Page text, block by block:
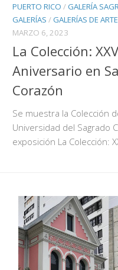
PUERTO RICO / GALERÍA
GALERÍAS / GALERÍAS DE
MARZO 6, 2023
La Colección:
Aniversario en
Corazón
Se muestra la Colección
Universidad del Sagrado
exposición La Colección: